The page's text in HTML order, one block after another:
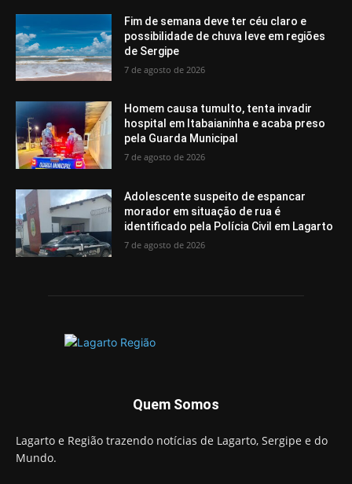
Fim de semana deve ter céu claro e
possibilidade de chuva leve em regiões
de Sergipe
7 de agosto de 2026
Homem causa tumulto, tenta invadir
hospital em Itabaianinha e acaba preso
pela Guarda Municipal
7 de agosto de 2026
Adolescente suspeito de espancar
morador em situação de rua é
identificado pela Polícia Civil em Lagarto
7 de agosto de 2026
Quem Somos
Lagarto e Região trazendo notícias de Lagarto, Sergipe e do
Mundo.